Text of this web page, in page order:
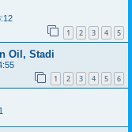
1 2 3 4 5
Oil, Stadi
1 2 3 4 5 6